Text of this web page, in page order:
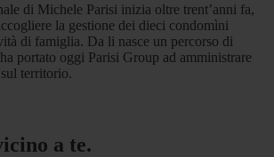
di Michele Parisi inizia oltre trent’anni fa,
la gestione dei dieci condomìni
di famiglia. Da li nasce un percorso di
portato oggi Parisi Group ad amministrare
territorio.
a te.